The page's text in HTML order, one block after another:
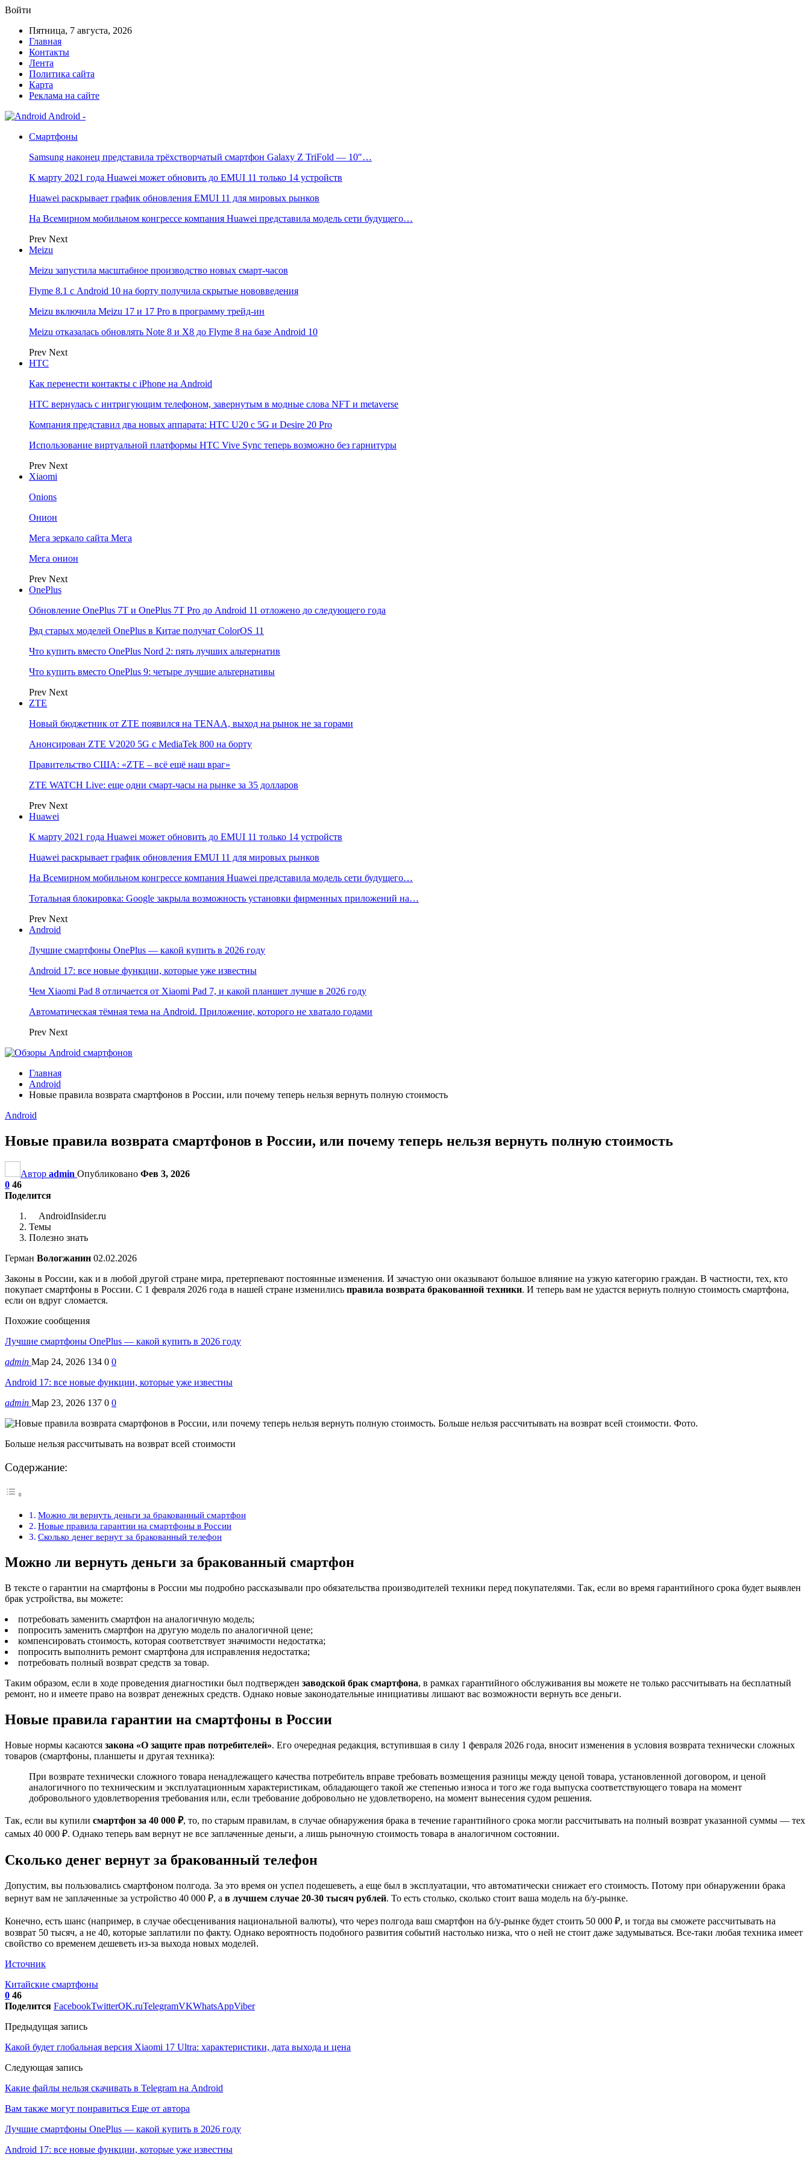
Войти
Пятница, 7 августа, 2026
Главная
Контакты
Лента
Политика сайта
Карта
Реклама на сайте
Android -
Смартфоны
Samsung наконец представила трёхстворчатый смартфон Galaxy Z TriFold — 10″…
К марту 2021 года Huawei может обновить до EMUI 11 только 14 устройств
Huawei раскрывает график обновления EMUI 11 для мировых рынков
На Всемирном мобильном конгрессе компания Huawei представила модель сети будущего…
Prev Next
Meizu
Meizu запустила масштабное производство новых смарт-часов
Flyme 8.1 с Android 10 на борту получила скрытые нововведения
Meizu включила Meizu 17 и 17 Pro в программу трейд-ин
Meizu отказалась обновлять Note 8 и X8 до Flyme 8 на базе Android 10
Prev Next
НТС
Как перенести контакты с iPhone на Android
HTC вернулась с интригующим телефоном, завернутым в модные слова NFT и metaverse
Компания представил два новых аппарата: HTC U20 с 5G и Desire 20 Pro
Использование виртуальной платформы HTC Vive Sync теперь возможно без гарнитуры
Prev Next
Xiaomi
Onions
Онион
Мега зеркало сайта Мега
Мега онион
Prev Next
OnePlus
Обновление OnePlus 7T и OnePlus 7T Pro до Android 11 отложено до следующего года
Ряд старых моделей OnePlus в Китае получат ColorOS 11
Что купить вместо OnePlus Nord 2: пять лучших альтернатив
Что купить вместо OnePlus 9: четыре лучшие альтернативы
Prev Next
ZTE
Новый бюджетник от ZTE появился на TENAA, выход на рынок не за горами
Анонсирован ZTE V2020 5G с MediaTek 800 на борту
Правительство США: «ZTE – всё ещё наш враг»
ZTE WATCH Live: еще одни смарт-часы на рынке за 35 долларов
Prev Next
Huawei
К марту 2021 года Huawei может обновить до EMUI 11 только 14 устройств
Huawei раскрывает график обновления EMUI 11 для мировых рынков
На Всемирном мобильном конгрессе компания Huawei представила модель сети будущего…
Тотальная блокировка: Google закрыла возможность установки фирменных приложений на…
Prev Next
Android
Лучшие смартфоны OnePlus — какой купить в 2026 году
Android 17: все новые функции, которые уже известны
Чем Xiaomi Pad 8 отличается от Xiaomi Pad 7, и какой планшет лучше в 2026 году
Автоматическая тёмная тема на Android. Приложение, которого не хватало годами
Prev Next
Главная
Android
Новые правила возврата смартфонов в России, или почему теперь нельзя вернуть полную стоимость
Android
Новые правила возврата смартфонов в России, или почему теперь нельзя вернуть полную стоимость
Автор admin Опубликовано Фев 3, 2026
0 46
Поделится
AndroidInsider.ru
Темы
Полезно знать
Герман Вологжанин 02.02.2026
Законы в России, как и в любой другой стране мира, претерпевают постоянные изменения. И зачастую они оказывают большое влияние на узкую категорию граждан. В частности, тех, кто
покупает смартфоны в России. С 1 февраля 2026 года в нашей стране изменились правила возврата бракованной техники. И теперь вам не удастся вернуть полную стоимость смартфона,
если он вдруг сломается.
Похожие сообщения
Лучшие смартфоны OnePlus — какой купить в 2026 году
admin Мар 24, 2026 134 0 0
Android 17: все новые функции, которые уже известны
admin Мар 23, 2026 137 0 0
Больше нельзя рассчитывать на возврат всей стоимости
Содержание:
Можно ли вернуть деньги за бракованный смартфон
Новые правила гарантии на смартфоны в России
Сколько денег вернут за бракованный телефон
Можно ли вернуть деньги за бракованный смартфон
В тексте о гарантии на смартфоны в России мы подробно рассказывали про обязательства производителей техники перед покупателями. Так, если во время гарантийного срока будет выявлен
брак устройства, вы можете:
потребовать заменить смартфон на аналогичную модель;
попросить заменить смартфон на другую модель по аналогичной цене;
компенсировать стоимость, которая соответствует значимости недостатка;
попросить выполнить ремонт смартфона для исправления недостатка;
потребовать полный возврат средств за товар.
Таким образом, если в ходе проведения диагностики был подтвержден заводской брак смартфона, в рамках гарантийного обслуживания вы можете не только рассчитывать на бесплатный
ремонт, но и имеете право на возврат денежных средств. Однако новые законодательные инициативы лишают вас возможности вернуть все деньги.
Новые правила гарантии на смартфоны в России
Новые нормы касаются закона «О защите прав потребителей». Его очередная редакция, вступившая в силу 1 февраля 2026 года, вносит изменения в условия возврата технически сложных
товаров (смартфоны, планшеты и другая техника):
При возврате технически сложного товара ненадлежащего качества потребитель вправе требовать возмещения разницы между ценой товара, установленной договором, и ценой
аналогичного по техническим и эксплуатационным характеристикам, обладающего такой же степенью износа и того же года выпуска соответствующего товара на момент
добровольного удовлетворения требования или, если требование добровольно не удовлетворено, на момент вынесения судом решения.
Так, если вы купили смартфон за 40 000 ₽, то, по старым правилам, в случае обнаружения брака в течение гарантийного срока могли рассчитывать на полный возврат указанной суммы — тех
самых 40 000 ₽. Однако теперь вам вернут не все заплаченные деньги, а лишь рыночную стоимость товара в аналогичном состоянии.
Сколько денег вернут за бракованный телефон
Допустим, вы пользовались смартфоном полгода. За это время он успел подешеветь, а еще был в эксплуатации, что автоматически снижает его стоимость. Потому при обнаружении брака
вернут вам не заплаченные за устройство 40 000 ₽, а в лучшем случае 20-30 тысяч рублей. То есть столько, сколько стоит ваша модель на б/у-рынке.
Конечно, есть шанс (например, в случае обесценивания национальной валюты), что через полгода ваш смартфон на б/у-рынке будет стоить 50 000 ₽, и тогда вы сможете рассчитывать на
возврат 50 тысяч, а не 40, которые заплатили по факту. Однако вероятность подобного развития событий настолько низка, что о ней не стоит даже задумываться. Все-таки любая техника имеет
свойство со временем дешеветь из-за выхода новых моделей.
Источник
Китайские смартфоны
0 46
Поделится FacebookTwitterOK.ruTelegramVKWhatsAppViber
Предыдущая запись
Какой будет глобальная версия Xiaomi 17 Ultra: характеристики, дата выхода и цена
Следующая запись
Какие файлы нельзя скачивать в Telegram на Android
Вам также могут понравиться Еще от автора
Лучшие смартфоны OnePlus — какой купить в 2026 году
Android 17: все новые функции, которые уже известны